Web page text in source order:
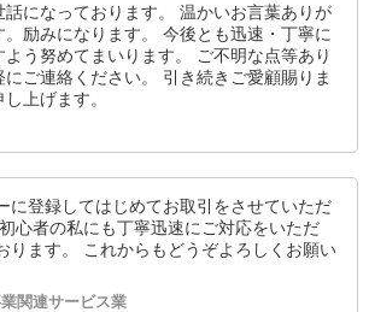
話になっております。 温かいお言葉ありが
。励みになります。 今後とも迅速・丁寧に
よう努めてまいります。 ご不明な点等あり
にご連絡ください。 引き続きご愛顧賜りま
上げます。
に登録してはじめてお取引をさせていただ
心者の私にも丁寧迅速にご対応をいただ
ります。 これからもどうぞよろしくお願い
関連サービス業